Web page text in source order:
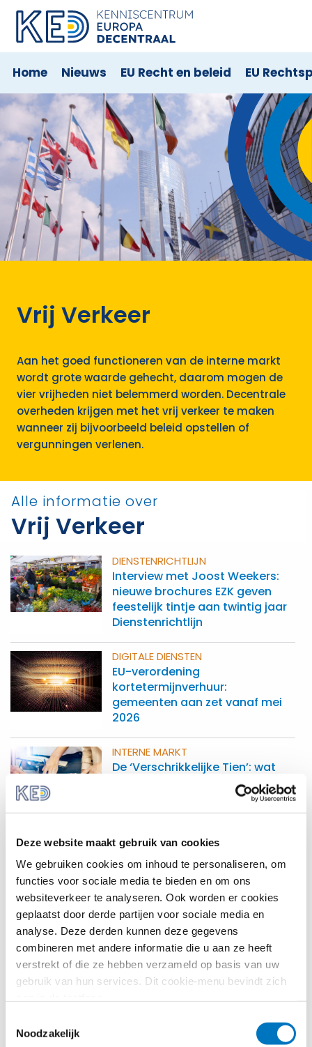
Deze website maakt gebruik van cookies
We gebruiken cookies om inhoud te personaliseren, om
functies voor sociale media te bieden en om ons
websiteverkeer te analyseren. Ook worden er cookies
geplaatst door derde partijen voor sociale media en
analyse. Deze derden kunnen deze gegevens
combineren met andere informatie die u aan ze heeft
verstrekt of die ze hebben verzameld op basis van uw
gebruik van hun services. Dit cookie-menu bevindt zich
Noodzakelijk
Home Nieuws EU Recht en beleid EU
Vrij Verkeer
Aan het goed functioneren van de interne markt
wordt grote waarde gehecht, daarom mogen de
vier vrijheden niet belemmerd worden. Decentrale
overheden krijgen met het vrij verkeer te maken
wanneer zij bijvoorbeeld beleid opstellen of
vergunningen verlenen.
Alle informatie over
Vrij Verkeer
DIENSTENRICHTLIJN
Interview met Joost Weekers:
nieuwe brochures EZK geven
feestelijk tintje aan twintig jaar
Dienstenrichtlijn
DIGITALE DIENSTEN
EU-verordening
kortetermijnverhuur:
gemeenten aan zet vanaf mei
2026
INTERNE MARKT
De ‘Verschrikkelijke Tien’: wat
Europese marktbelemmeringen
betekenen voor decentrale
overheden
INTERNE MARKT
Kennisgeven nieuwe
vergunningstelsels en eisen
VERVOER
Essay – Vrijheid in beweging. De
balans tussen mobiliteit,
economie en sociale
verantwoordelijkheid in de EU